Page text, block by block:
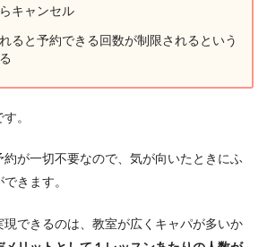
キャンセル
ると予約できる回数が制限されるという
。
が一切不要なので、気が向いたときにふ
きます。
現できるのは、教室が広くキャパが多いか